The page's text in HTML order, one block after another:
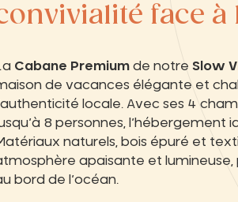
face à
Cabane Premium de notre Slow
de vacances élégante et
locale. Avec ses 4
8 personnes, l’hébergement
naturels, bois épuré et
apaisante et
bord de l’océan.